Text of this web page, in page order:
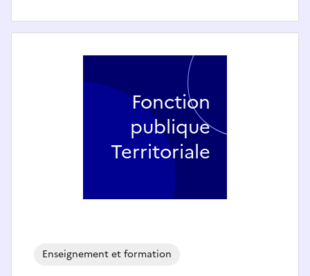
Enseignement et formation
Fonction
publique
Territoriale